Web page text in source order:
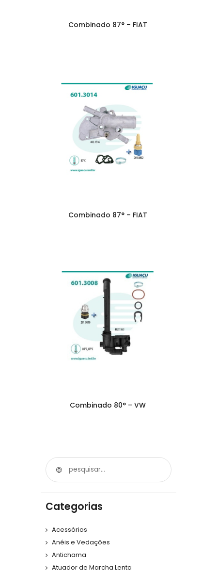
Combinado 87° – FIAT
Combinado 87° – FIAT
Combinado 80° – VW
Categorias
Acessórios
Anéis e Vedações
Antichama
Atuador de Marcha Lenta